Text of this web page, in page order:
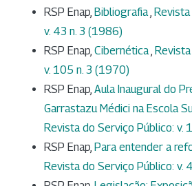
RSP Enap, Bibliografia
v. 43 n. 3 (1986)
RSP Enap, Cibernética
v. 105 n. 3 (1970)
RSP Enap, Aula Inaugural do
Garrastazu Médici na Escola
Revista do Serviço Público: v.
RSP Enap, Para entender a
Revista do Serviço Público: v.